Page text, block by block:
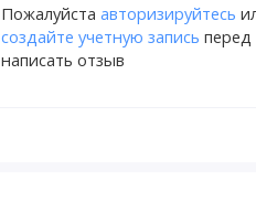
Пожалуйста авторизируйтесь
создайте учетную запись перед
написать отзыв